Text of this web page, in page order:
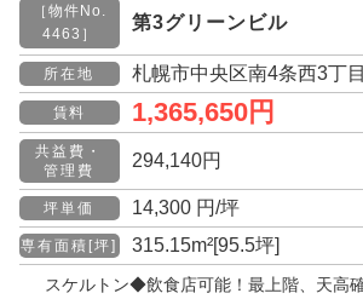
［物件No.
4463］
第3グリーンビル
所在地 札幌市中央区南4条西3丁目
賃料 1,365,650円
共益費・
管理費
294,140円
坪単価 14,300 円/坪
専有面積[坪] 315.15m²[95.5坪]
スケルトン◆飲食店可能！最上階、天高